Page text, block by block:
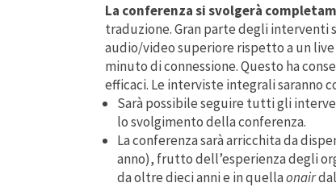
La conferenza si svolgerà
traduzione. Gran parte degli interventi
audio/video superiore rispetto a un
minuto di connessione. Questo ha
efficaci. Le interviste integrali saranno
Sarà possibile seguire tutti gli
lo svolgimento della conferenza.
La conferenza sarà arricchita da
anno), frutto dell’esperienza degli
da oltre dieci anni e in quellaonairdal